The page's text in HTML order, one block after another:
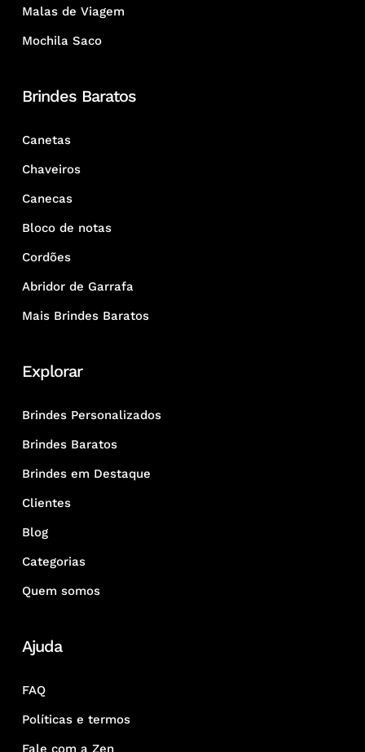
Malas de Viagem
Mochila Saco
Brindes Baratos
Canetas
Chaveiros
Canecas
Bloco de notas
Cordões
Abridor de Garrafa
Mais Brindes Baratos
Explorar
Brindes Personalizados
Brindes Baratos
Brindes em Destaque
Clientes
Blog
Categorias
Quem somos
Ajuda
FAQ
Políticas e termos
Fale com a Zen